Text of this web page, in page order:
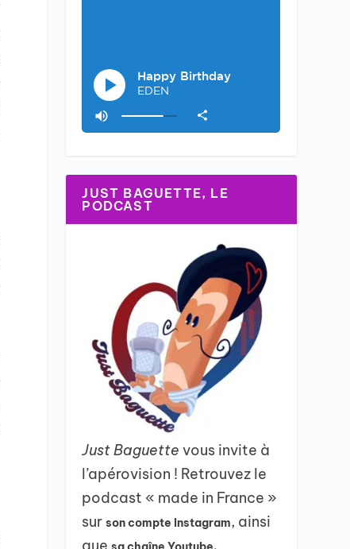
JUST BAGUETTE, LE
PODCAST
Just Baguettevous invite à
l’apérovision ! Retrouvez le
podcast « made in France »
surson compte Instagram, ainsi